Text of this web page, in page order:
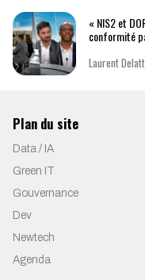
« NIS2 et
conformité
Laurent
Plan du site
Data / IA
Green IT
Gouvernance
Dev
Newtech
Agenda